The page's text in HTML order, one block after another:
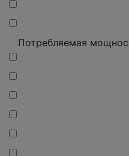
Потребляемая